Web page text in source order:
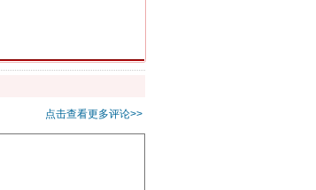
点击查看更多评论>>